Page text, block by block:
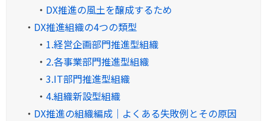
・ DX推進の風土を醸成するため
・ DX推進組織の4つの類型
・ 1.経営企画部門推進型組織
・ 2.各事業部門推進型組織
・ 3.IT部門推進型組織
・ 4.組織新設型組織
・ DX推進の組織編成｜よくある失敗例とその原因